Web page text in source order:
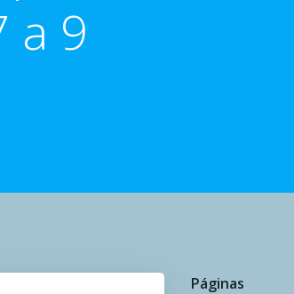
a 9
Páginas